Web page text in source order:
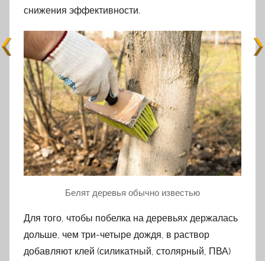
снижения эффективности.
Белят деревья обычно известью
Для того, чтобы побелка на деревьях держалась
дольше, чем три-четыре дождя, в раствор
добавляют клей (силикатный, столярный, ПВА)